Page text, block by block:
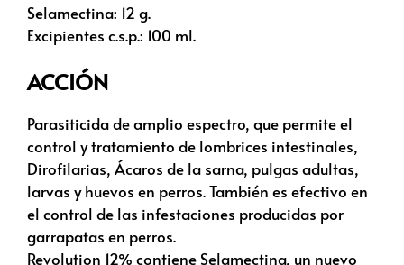
Selamectina: 12 g.
Excipientes c.s.p.: 100 ml.
ACCIÓN
Parasiticida de amplio espectro, que permite el
control y tratamiento de lombrices intestinales,
Dirofilarias, Ácaros de la sarna, pulgas adultas,
larvas y huevos en perros. También es efectivo en
el control de las infestaciones producidas por
garrapatas en perros.
Revolution 12% contiene Selamectina, un nuevo